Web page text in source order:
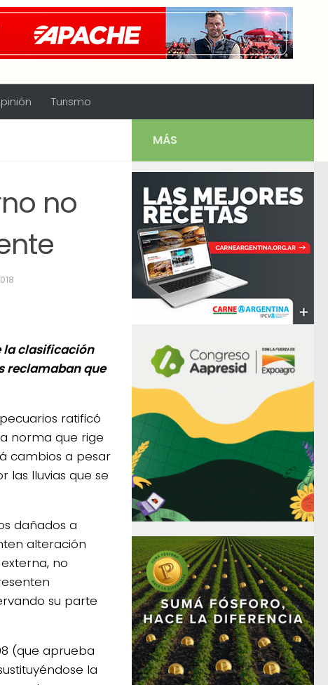
Turismo
no
la clasificación
reclamaban que
ratificó
norma que rige
cambios a pesar
las lluvias que se
dañados a
alteración
no
su parte
(que aprueba
la
MÁS